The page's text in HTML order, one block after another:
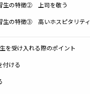
生の特徴② 上司を敬う
生の特徴③ 高いホスピタリティ
を受け入れる際のポイント
付ける